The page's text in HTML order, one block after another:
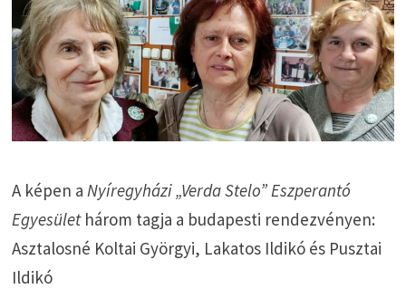
A képen a Nyíregyházi „Verda Stelo” Eszperantó
Egyesülethárom tagja a budapesti rendezvényen:
Asztalosné Koltai Györgyi, Lakatos Ildikó és Pusztai
Ildikó